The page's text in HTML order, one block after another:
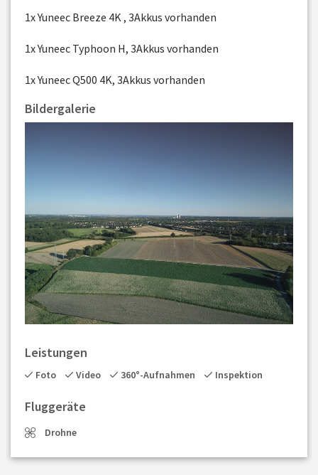
1x Yuneec Breeze 4K , 3Akkus vorhanden
1x Yuneec Typhoon H, 3Akkus vorhanden
1x Yuneec Q500 4K, 3Akkus vorhanden
Bildergalerie
Leistungen
Foto Video 360°-Aufnahmen Inspektion
Fluggeräte
Drohne